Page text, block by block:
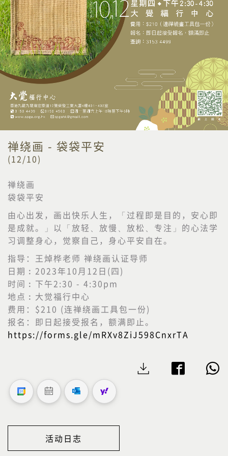
禅绕画 - 袋袋平安
(12/10)
禅绕画
袋袋平安
由心出发，画出快乐人生，「过程即是目的，安心即
是成就。」以「放轻、放慢、放松、专注」的心法学
习调整身心，觉察自己，身心平安自在。
指导：王焯桦老师 禅绕画认证导师
日期︰2023年10月12日(四)
时间︰下午2:30 - 4:30pm
地点︰大觉福行中心
费用：$210 (连禅绕画工具包一份)
报名：即日起接受报名，额满即止。
https://forms.gle/mRXv8ZiJ598CnxrTA
活动日志